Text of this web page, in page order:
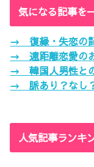
気になる記事を
→ 復縁・失恋の
→ 遠距離恋愛の
→ 韓国人男性と
→ 脈あり？なし
人気記事ランキ